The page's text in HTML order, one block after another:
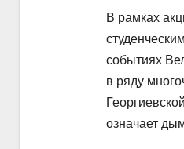
В рамках
событиях
в ряду
означает